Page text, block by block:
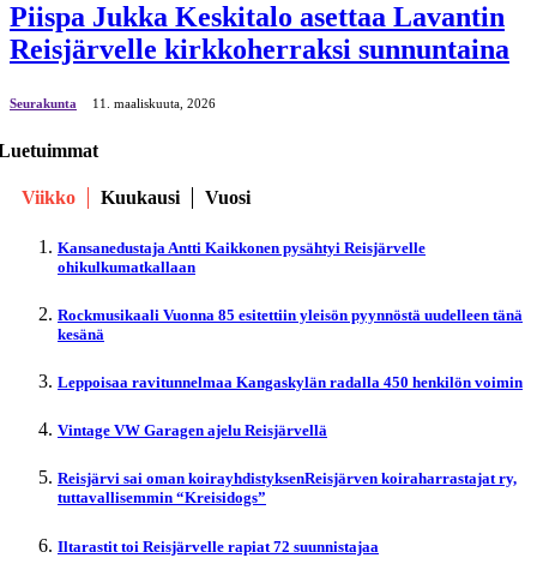
Piispa Jukka Keskitalo asettaa Lavantin
Reisjärvelle kirkkoherraksi sunnuntaina
Seurakunta 11. maaliskuuta, 2026
Viikko Kuukausi Vuosi
Kansanedustaja Antti Kaikkonen pysähtyi Reisjärvelle
ohikulkumatkallaan
Rockmusikaali Vuonna 85 esitettiin yleisön pyynnöstä uudelleen tänä
kesänä
Leppoisaa ravitunnelmaa Kangaskylän radalla 450 henkilön voimin
Vintage VW Garagen ajelu Reisjärvellä
Reisjärvi sai oman koirayhdistyksenReisjärven koiraharrastajat ry,
tuttavallisemmin “Kreisidogs”
Iltarastit toi Reisjärvelle rapiat 72 suunnistajaa